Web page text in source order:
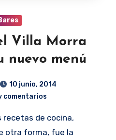
Villa Morra
nuevo menú
10 junio, 2014
comentarios
otra forma, fue la